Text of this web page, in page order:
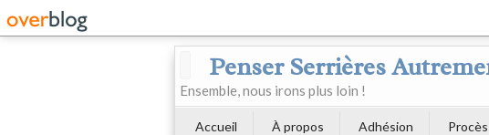
Penser Serrières
Ensemble, nous irons plus loin !
Accueil À propos Adhésion